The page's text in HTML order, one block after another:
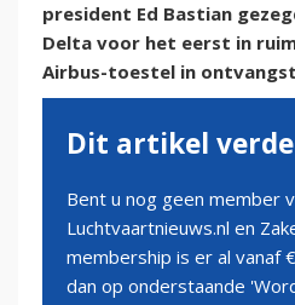
president Ed Bastian
Delta voor het eerst in
Airbus-toestel in
Dit artikel
Bent u nog geen member
Luchtvaartnieuws.nl en
membership is er al vanaf
dan op onderstaande